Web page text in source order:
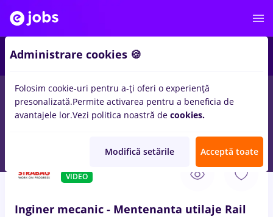
Salarii Remote (de acasă) București Cluj-
VIDEO
Inginer mecanic - Mentenanta utilaje Rail
Administrare cookies 🍪
Folosim cookie-uri pentru a-ți oferi o experiență
presonalizată.Permite activarea pentru a beneficia de
avantajele lor.Vezi politica noastră de cookies.
Modifică setările Acceptă toate